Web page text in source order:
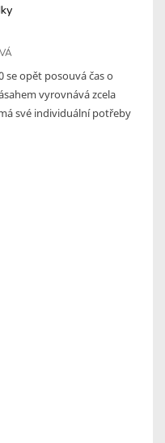
se opět posouvá čas o
vyrovnává zcela
své individuální potřeby